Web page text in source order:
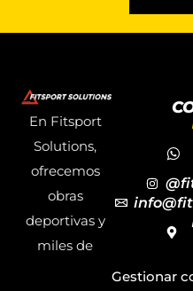
Gestionar
En Fitsport
Solutions,
ofrecemos
obras
deportivas y
miles de